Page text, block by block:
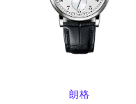
朗格